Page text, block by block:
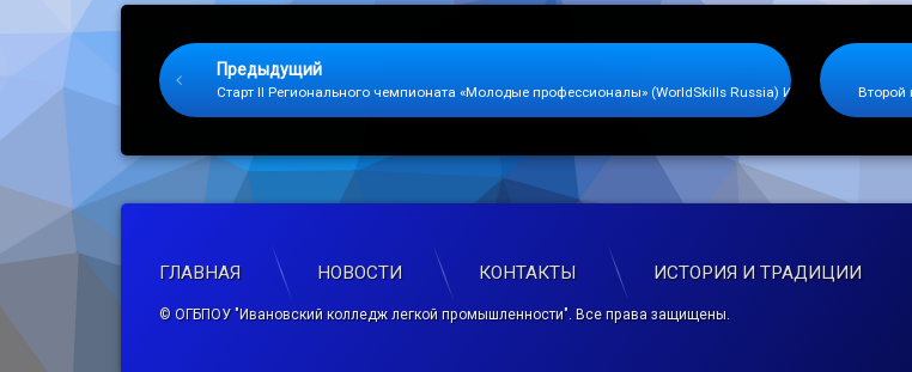
Keep Reading
Предыдущий
Старт II Регионального чемпионата «Молодые профессионалы» (WorldSkills Russia) ИвановскойВторой
ГЛАВНАЯ НОВОСТИ КОНТАКТЫ ИСТОРИЯ И ТРАДИЦИИ
© ОГБПОУ "Ивановский колледж легкой промышленности". Все права защищены.